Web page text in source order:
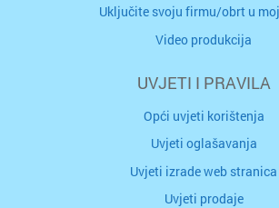
Uključite svoju firmu/obrt u
Video produkcija
UVJETI I PRAVILA
Opći uvjeti korištenja
Uvjeti oglašavanja
Uvjeti izrade web stranica
Uvjeti prodaje